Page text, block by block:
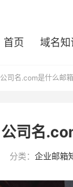
首页 域名知
公司名.com是什么邮箱
公司名
分类： 企业邮箱